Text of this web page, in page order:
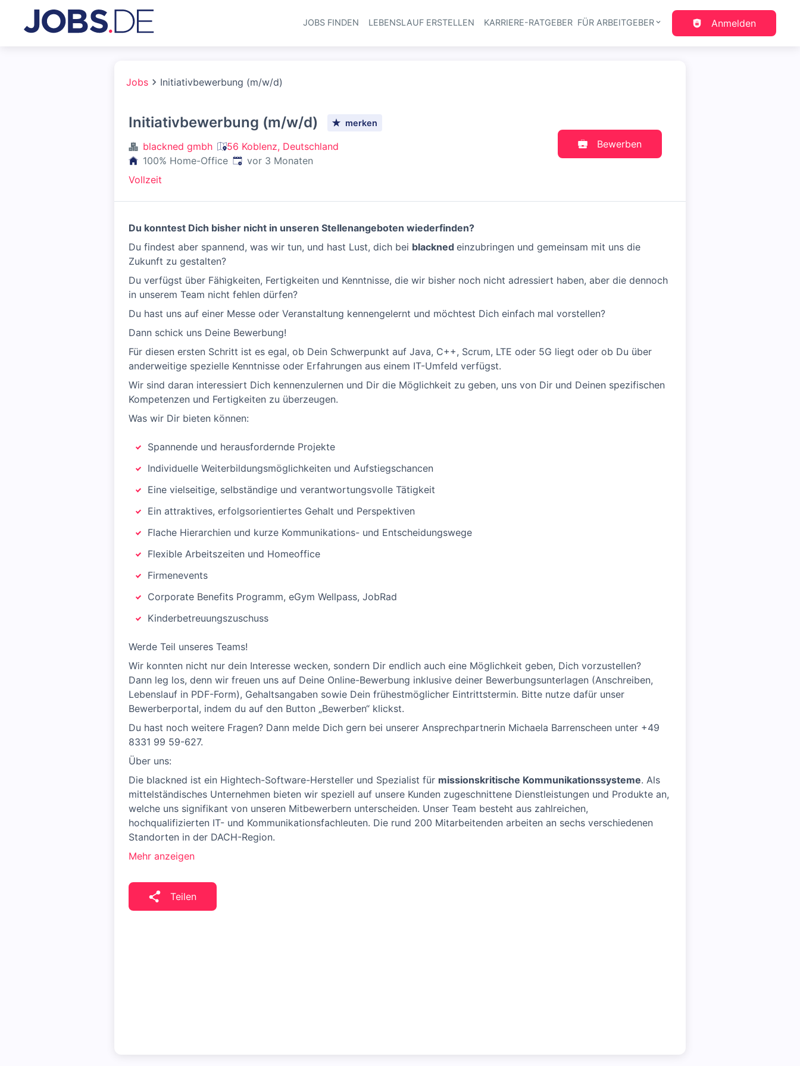
Haupt-Navigation
JOBS FINDEN LEBENSLAUF ERSTELLEN KARRIERE-RATGEBER FÜR ARBEITGEBER Anmelden
Jobs Initiativbewerbung (m/w/d)
Initiativbewerbung (m/w/d) merken
blackned gmbh
56 Koblenz, Deutschland
100% Home-Office Veröffentlicht:
vor 3 Monaten
Vollzeit
Bewerben
Du konntest Dich bisher nicht in unseren Stellenangeboten wiederfinden?
Du findest aber spannend, was wir tun, und hast Lust, dich bei blackned einzubringen und gemeinsam mit uns die
Zukunft zu gestalten?
Du verfügst über Fähigkeiten, Fertigkeiten und Kenntnisse, die wir bisher noch nicht adressiert haben, aber die dennoch
in unserem Team nicht fehlen dürfen?
Du hast uns auf einer Messe oder Veranstaltung kennengelernt und möchtest Dich einfach mal vorstellen?
Dann schick uns Deine Bewerbung!
Für diesen ersten Schritt ist es egal, ob Dein Schwerpunkt auf Java, C++, Scrum, LTE oder 5G liegt oder ob Du über
anderweitige spezielle Kenntnisse oder Erfahrungen aus einem IT-Umfeld verfügst.
Wir sind daran interessiert Dich kennenzulernen und Dir die Möglichkeit zu geben, uns von Dir und Deinen spezifischen
Kompetenzen und Fertigkeiten zu überzeugen.
Was wir Dir bieten können:
Spannende und herausfordernde Projekte
Individuelle Weiterbildungsmöglichkeiten und Aufstiegschancen
Eine vielseitige, selbständige und verantwortungsvolle Tätigkeit
Ein attraktives, erfolgsorientiertes Gehalt und Perspektiven
Flache Hierarchien und kurze Kommunikations- und Entscheidungswege
Flexible Arbeitszeiten und Homeoffice
Firmenevents
Corporate Benefits Programm, eGym Wellpass, JobRad
Kinderbetreuungszuschuss
Werde Teil unseres Teams!
Wir konnten nicht nur dein Interesse wecken, sondern Dir endlich auch eine Möglichkeit geben, Dich vorzustellen?
Dann leg los, denn wir freuen uns auf Deine Online-Bewerbung inklusive deiner Bewerbungsunterlagen (Anschreiben,
Lebenslauf in PDF-Form), Gehaltsangaben sowie Dein frühestmöglicher Eintrittstermin. Bitte nutze dafür unser
Bewerberportal, indem du auf den Button „Bewerben“ klickst.
Du hast noch weitere Fragen? Dann melde Dich gern bei unserer Ansprechpartnerin Michaela Barrenscheen unter +49
8331 99 59-627.
Über uns:
Die blackned ist ein Hightech-Software-Hersteller und Spezialist für missionskritische Kommunikationssysteme. Als
mittelständisches Unternehmen bieten wir speziell auf unsere Kunden zugeschnittene Dienstleistungen und Produkte an,
welche uns signifikant von unseren Mitbewerbern unterscheiden. Unser Team besteht aus zahlreichen,
hochqualifizierten IT- und Kommunikationsfachleuten. Die rund 200 Mitarbeitenden arbeiten an sechs verschiedenen
Standorten in der DACH-Region.
Mehr anzeigen
Teilen